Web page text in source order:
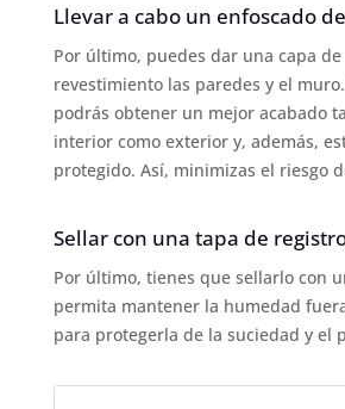
Llevar a cabo un enfoscado
Por último, puedes dar una capa
revestimiento las paredes y el
podrás obtener un mejor acabado
interior como exterior y, además,
protegido. Así, minimizas el riesgo
Sellar con una tapa de
Por último, tienes que sellarlo con
permita mantener la humedad
para protegerla de la suciedad y el